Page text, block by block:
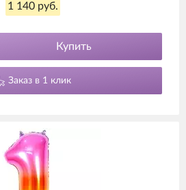
1 140 руб.
Купить
Заказ в 1 клик